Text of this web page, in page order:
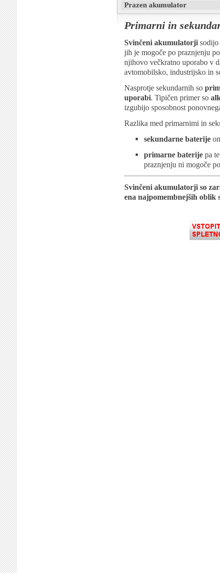
Prazen akumulator
Primarni in
Svinčeni akumulatorji
jih je mogoče po praznjenju
njihovo večkratno uporabo v
avtomobilsko, industrijsko in
Nasprotje sekundarnih so
uporabi. Tipičen primer so
izgubijo sposobnost
Razlika med primarnimi in
sekundarne baterije
primarne baterije pa
praznjenju ni mogoče
Svinčeni akumulatorji so
ena najpomembnejših